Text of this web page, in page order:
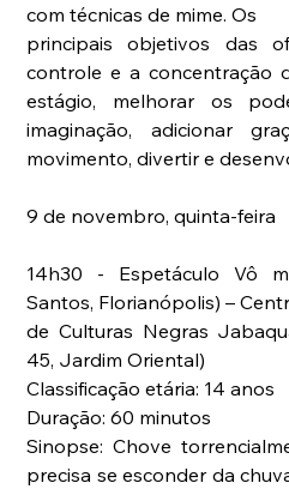
com técnicas de mime. Os
principais objetivos das
controle e a concentração
estágio, melhorar os
imaginação, adicionar
movimento, divertir e
9 de novembro, quinta-feira
14h30 - Espetáculo Vô
Santos, Florianópolis) –
de Culturas Negras
45, Jardim Oriental)
Classificação etária: 14 anos
Duração: 60 minutos
Sinopse: Chove
precisa se esconder da